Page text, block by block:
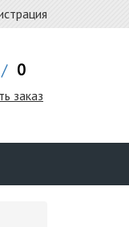
/ 0
заказ